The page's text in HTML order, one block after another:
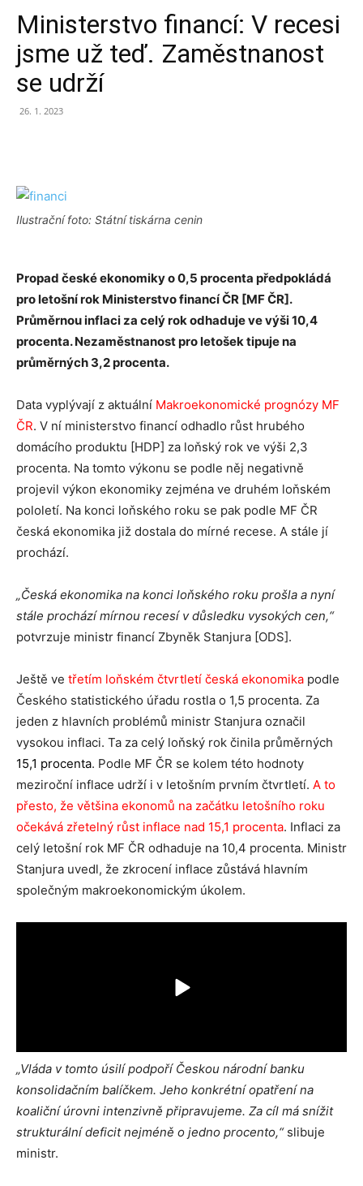
Ministerstvo financí: V recesi
jsme už teď. Zaměstnanost
se udrží
26. 1. 2023
Ilustrační foto: Státní tiskárna cenin
Propad české ekonomiky o 0,5 procenta předpokládá
pro letošní rok Ministerstvo financí ČR [MF ČR].
Průměrnou inflaci za celý rok odhaduje ve výši 10,4
procenta. Nezaměstnanost pro letošek tipuje na
průměrných 3,2 procenta.
Data vyplývají z aktuální Makroekonomické prognózy MF
ČR. V ní ministerstvo financí odhadlo růst hrubého
domácího produktu [HDP] za loňský rok ve výši 2,3
procenta. Na tomto výkonu se podle něj negativně
projevil výkon ekonomiky zejména ve druhém loňském
pololetí. Na konci loňského roku se pak podle MF ČR
česká ekonomika již dostala do mírné recese. A stále jí
prochází.
„Česká ekonomika na konci loňského roku prošla a nyní
stále prochází mírnou recesí v důsledku vysokých cen,“
potvrzuje ministr financí Zbyněk Stanjura [ODS].
Ještě ve třetím loňském čtvrtletí česká ekonomika podle
Českého statistického úřadu rostla o 1,5 procenta. Za
jeden z hlavních problémů ministr Stanjura označil
vysokou inflaci. Ta za celý loňský rok činila průměrných
15,1 procenta. Podle MF ČR se kolem této hodnoty
meziroční inflace udrží i v letošním prvním čtvrtletí. A to
přesto, že většina ekonomů na začátku letošního roku
očekává zřetelný růst inflace nad 15,1 procenta. Inflaci za
celý letošní rok MF ČR odhaduje na 10,4 procenta. Ministr
Stanjura uvedl, že zkrocení inflace zůstává hlavním
společným makroekonomickým úkolem.
„Vláda v tomto úsilí podpoří Českou národní banku
konsolidačním balíčkem. Jeho konkrétní opatření na
koaliční úrovni intenzivně připravujeme. Za cíl má snížit
strukturální deficit nejméně o jedno procento,“ slibuje
ministr.